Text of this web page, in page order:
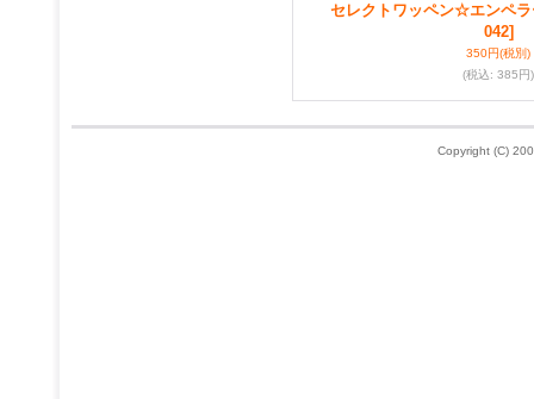
セレクトワッペン☆エンペラ
042]
350円(税別)
(税込: 385円)
Copyright (C)